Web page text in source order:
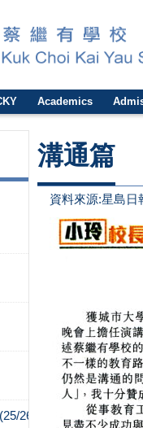
Academics
26-
溝通篇
資料來源:星島日